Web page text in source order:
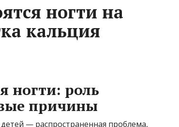
ногти на
кальция
ногти: роль
причины
детей — распространенная проблема,